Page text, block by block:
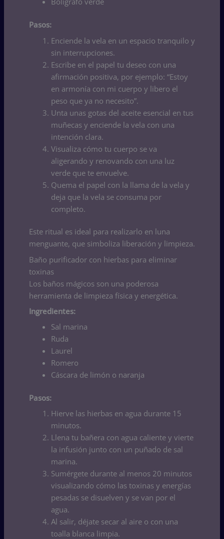
Pasos:
Enciende la vela en un espacio tranquilo y
sin interrupciones.
Escribe en el papel tu deseo con una
afirmación positiva, por ejemplo: “Estoy
en armonía con mi cuerpo y libero el
peso que ya no necesito”.
Unta unas gotas del aceite esencial en tus
muñecas y enciende la vela con una
intención clara.
Visualiza cómo tu cuerpo se va
aligerando y renovando con una luz
verde que te envuelve.
Quema el papel con la llama de la vela y
deja que la vela se consuma por
completo.
Este ritual es ideal para realizarlo en luna
menguante, que simboliza liberación y limpieza.
Baño purificador con hierbas para eliminar
toxinas
Los baños mágicos son una poderosa
herramienta de limpieza física y energética.
Ingredientes:
Sal marina
Ruda
Laurel
Romero
Cáscara de limón o naranja
Pasos:
Hierve las hierbas en agua durante 15
minutos.
Llena tu bañera con agua caliente y vierte
la infusión junto con un puñado de sal
marina.
Sumérgete durante al menos 20 minutos
visualizando cómo las toxinas y energías
pesadas se disuelven y se van por el
agua.
Al salir, déjate secar al aire o con una
toalla blanca limpia.